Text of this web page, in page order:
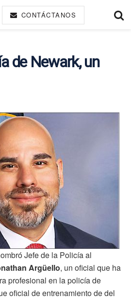
CONTÁCTANOS
de Newark, un
Jefe de la Policía al
Argüello, un oficial que ha
profesional en la policía de
oficial de entrenamiento de del